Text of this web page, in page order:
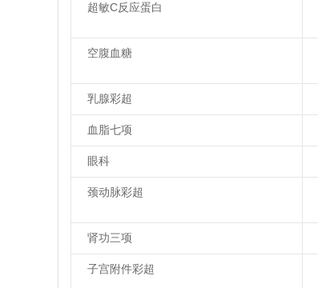
超敏C反应蛋白
空腹血糖
乳腺彩超
血脂七项
眼科
颈动脉彩超
肾功三项
子宫附件彩超